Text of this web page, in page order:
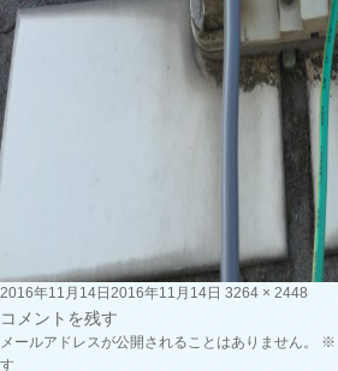
投
稿
日:
2016年11月14日 2016年11月14日 フ
サ
3264 × 2448
コメントを残す
メールアドレスが公開されることはありません。 ※
す